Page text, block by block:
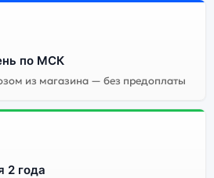
по МСК
из магазина — без предоплаты
2 года